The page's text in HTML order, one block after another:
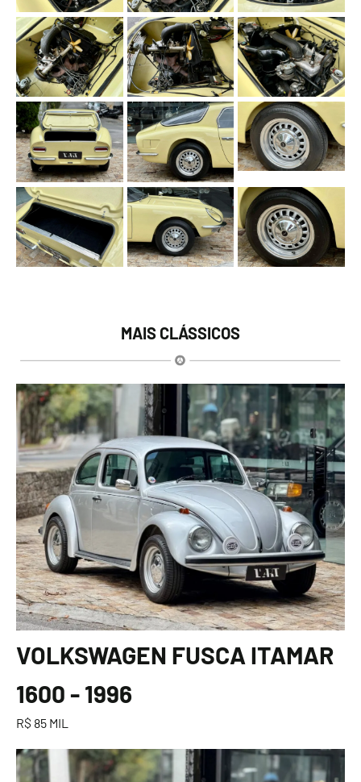
MAIS CLÁSSICOS
VOLKSWAGEN FUSCA ITAMAR
1600 - 1996
R$ 85 MIL